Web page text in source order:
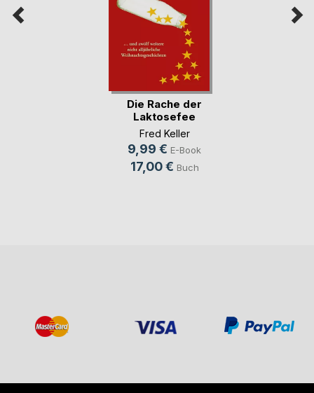
Die Rache der
Laktosefee
Fred Keller
9,99 € E-Book
17,00 € Buch